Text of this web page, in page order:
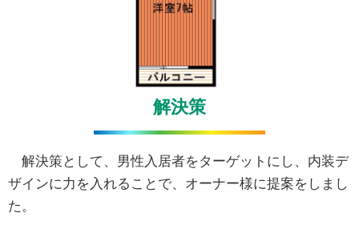
解決策
解決策として、男性入居者をターゲットにし、内装デ
ザインに力を入れることで、オーナー様に提案をしまし
た。